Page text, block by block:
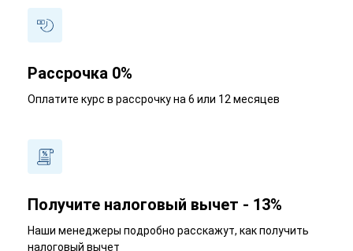
Рассрочка 0%
Оплатите курс в рассрочку на 6 или 12 месяцев
Получите налоговый вычет - 13%
Наши менеджеры подробно расскажут, как получить
налоговый вычет